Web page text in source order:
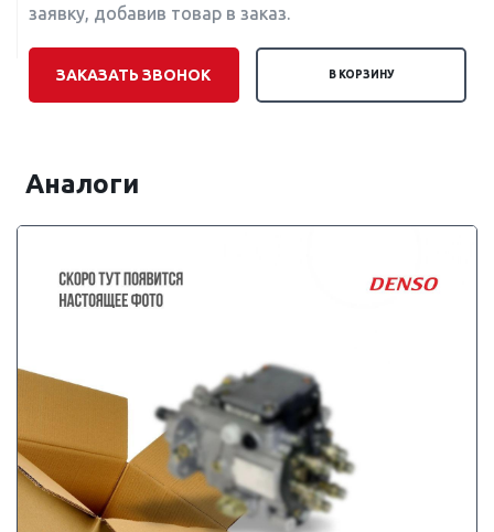
заявку, добавив товар в заказ.
ЗАКАЗАТЬ ЗВОНОК В КОРЗИНУ
Аналоги